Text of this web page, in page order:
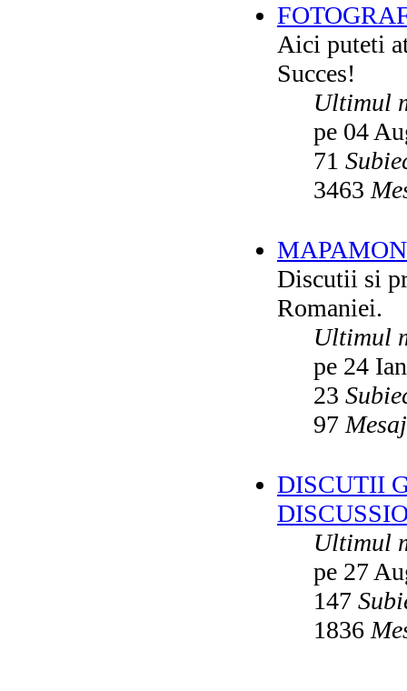
Aici puteti
Succes!
Ultimul
pe 04
71
3463
Discutii si
Romaniei.
Ultimul
pe 24
23
97
DISCUTII
Ultimul
pe 27
147
1836